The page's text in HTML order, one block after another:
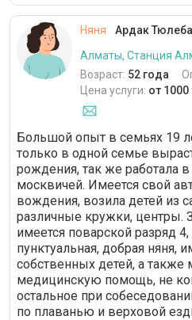
Няня
Ардак
Алматы, Станция
Возраст: 52 года
Цена услуги: от 1000
Большой опыт в семьях 19
только в одной семье
рождения, так же работала
москвичей. Имеется свой
вождения, возила детей из
различные кружки, центры.
имеется поварской разряд 4,
пунктуальная, добрая няня,
собственных детей, а также
медицинскую помощь, не
остальное при
по плаванью и верховой